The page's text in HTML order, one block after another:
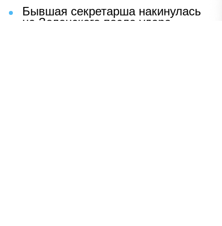
Бывшая секретарша накинулась
на Зеленского после удара